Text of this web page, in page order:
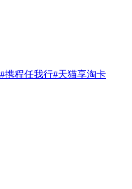
#携程任我行#天猫享淘卡